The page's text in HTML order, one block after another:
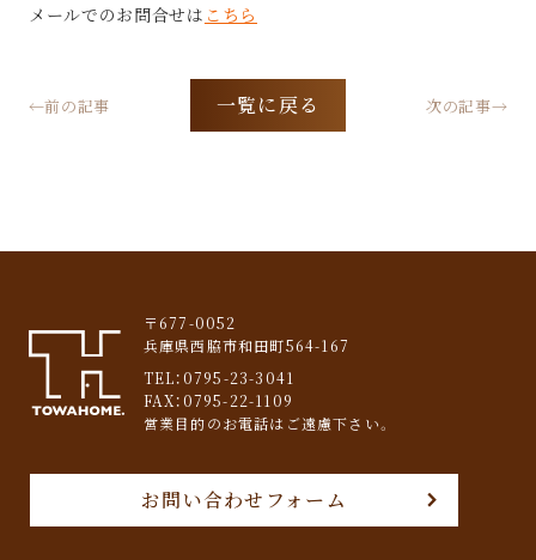
メールでのお問合せは こちら
一覧に戻る
←前の記事 次の記事→
〒677-0052
兵庫県西脇市和田町564-167
TEL： 0795-23-3041
FAX：0795-22-1109
営業目的のお電話はご遠慮下さい。
お問い合わせフォーム